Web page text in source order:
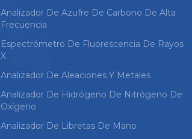
Analizador De Azufre De Carbono De Alta
Frecuencia
Espectrómetro De Fluorescencia De Rayos
X
Analizador De Aleaciones Y Metales
Analizador De Hidrógeno De Nitrógeno De
Oxígeno
Analizador De Libretas De Mano